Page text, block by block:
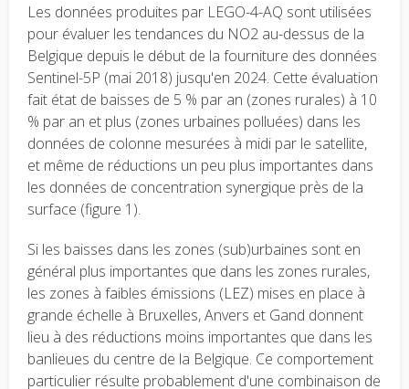
Les données produites par LEGO-4-AQ sont utilisées
pour évaluer les tendances du NO2 au-dessus de la
Belgique depuis le début de la fourniture des données
Sentinel-5P (mai 2018) jusqu'en 2024. Cette évaluation
fait état de baisses de 5 % par an (zones rurales) à 10
% par an et plus (zones urbaines polluées) dans les
données de colonne mesurées à midi par le satellite,
et même de réductions un peu plus importantes dans
les données de concentration synergique près de la
surface (figure 1).
Si les baisses dans les zones (sub)urbaines sont en
général plus importantes que dans les zones rurales,
les zones à faibles émissions (LEZ) mises en place à
grande échelle à Bruxelles, Anvers et Gand donnent
lieu à des réductions moins importantes que dans les
banlieues du centre de la Belgique. Ce comportement
particulier résulte probablement d'une combinaison de